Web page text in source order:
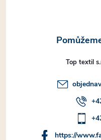
Top textil
https://